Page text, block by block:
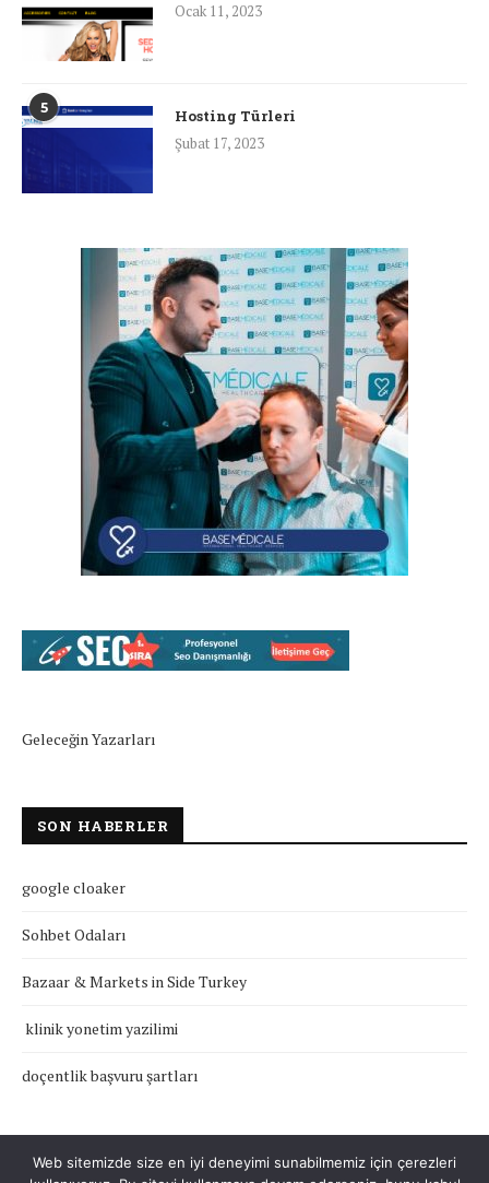
Ocak 11, 2023
5
Hosting Türleri
Şubat 17, 2023
Geleceğin Yazarları
SON HABERLER
google cloaker
Sohbet Odaları
Bazaar & Markets in Side Turkey
klinik yonetim yazilimi
doçentlik başvuru şartları
Web sitemizde size en iyi deneyimi sunabilmemiz için çerezleri